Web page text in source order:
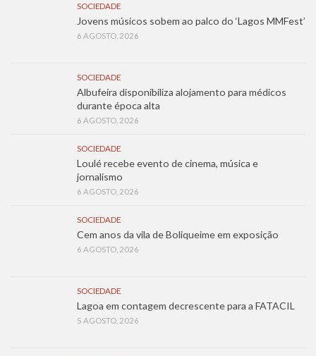
SOCIEDADE
Jovens músicos sobem ao palco do ‘Lagos MMFest’
6 AGOSTO, 2026
SOCIEDADE
Albufeira disponibiliza alojamento para médicos
durante época alta
6 AGOSTO, 2026
SOCIEDADE
Loulé recebe evento de cinema, música e
jornalismo
6 AGOSTO, 2026
SOCIEDADE
Cem anos da vila de Boliqueime em exposição
6 AGOSTO, 2026
SOCIEDADE
Lagoa em contagem decrescente para a FATACIL
5 AGOSTO, 2026